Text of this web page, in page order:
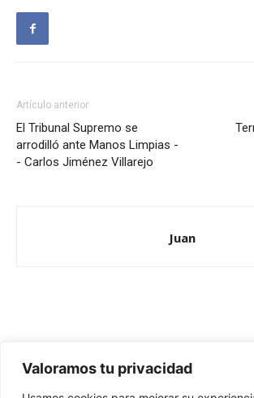
Valoramos tu privacidad
Artículo anterior
El Tribunal Supremo se
arrodilló ante Manos Limpias -
- Carlos Jiménez Villarejo
Juan
Redes Cristianas